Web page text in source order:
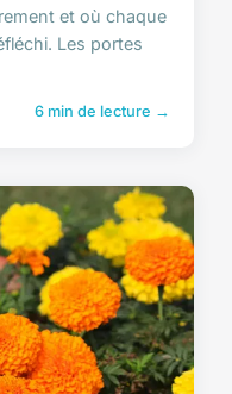
et où chaque
Les portes
6 min de lecture →